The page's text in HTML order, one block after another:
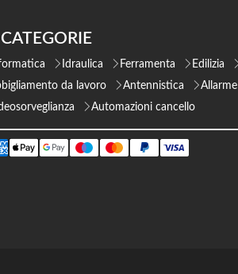
CATEGORIE
Idraulica Ferramenta Edilizia
da lavoro
Antennistica Allarme
Automazioni cancello